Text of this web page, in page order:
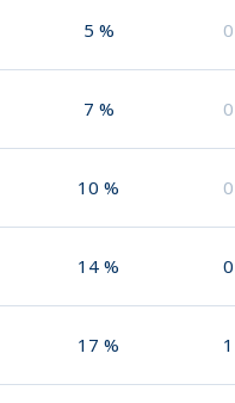
5 % 0
7 % 0
10 % 0
14 % 0
17 % 1